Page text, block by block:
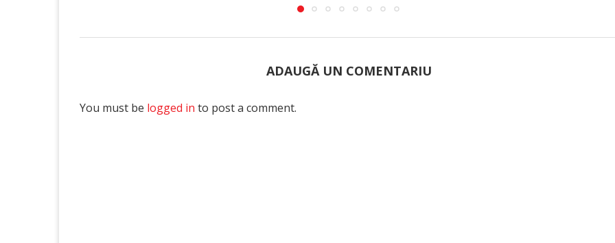
ADAUGĂ UN COMENTARIU
You must be logged in to post a comment.